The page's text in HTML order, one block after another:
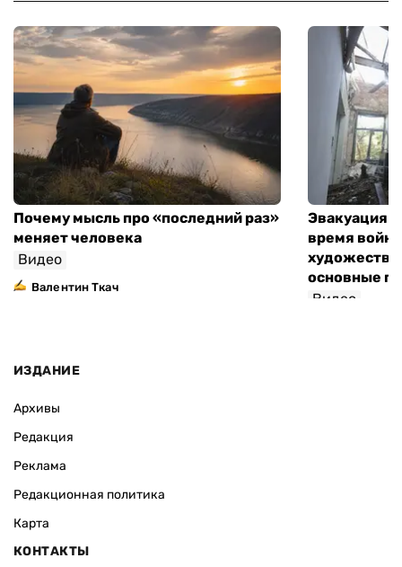
Почему мысль про «последний раз»
меняет человека
Видео
Валентин Ткач
Эвакуация
время
основные
Видео
ИЗДАНИЕ
Архивы
Редакция
Реклама
Редакционная политика
Карта
КОНТАКТЫ